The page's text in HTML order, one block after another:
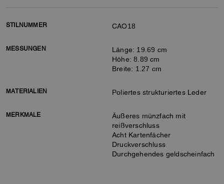
STILNUMMER CAO18
MESSUNGEN
Länge: 19.69 cm
Höhe: 8.89 cm
Breite: 1.27 cm
MATERIALIEN Poliertes strukturiertes Leder
MERKMALE
Äußeres münzfach mit
reißverschluss
Acht Kartenfächer
Druckverschluss
Durchgehendes geldscheinfach